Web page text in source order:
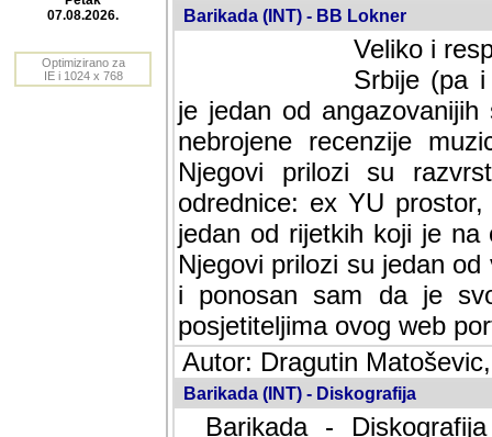
Barikada (INT) - BB Lokner
Veliko i
Srbije (pa i
jedan od angazovanijih
nebrojene recenzije
Njegovi prilozi su
odrednice: ex YU
jedan od rijetkih koji je
Njegovi prilozi su jedan
i ponosan sam da je
posjetiteljima ovog web
Autor: Dragutin
Barikada (INT) - Diskografija
Barikada -